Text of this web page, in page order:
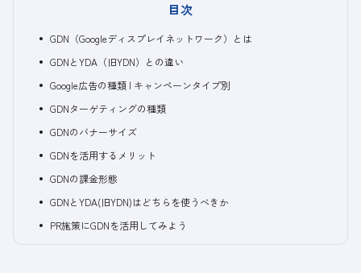
目次
GDN（Googleディスプレイネットワーク）とは
GDNとYDA（旧YDN）との違い
Google広告の種類 | キャンペーンタイプ別
GDNターゲティングの種類
GDNのバナーサイズ
GDNを活用するメリット
GDNの課金形態
GDNとYDA(旧YDN)はどちらを使うべきか
PR施策にGDNを活用してみよう